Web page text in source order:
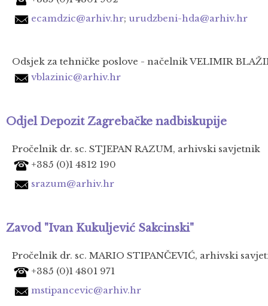
ecamdzic@arhiv.hr; urudzbeni-hda@arhiv.hr
Odsjek za tehničke poslove - načelnik VELIMIR
vblazinic@arhiv.hr
Odjel Depozit Zagrebačke nadbiskupije
Pročelnik dr. sc. STJEPAN RAZUM, arhivski savjetnik
+385 (0)1 4812 190
srazum@arhiv.hr
Zavod "Ivan Kukuljević Sakcinski"
Pročelnik dr. sc. MARIO STIPANČEVIĆ, arhivski
+385 (0)1 4801 971
mstipancevic@arhiv.hr